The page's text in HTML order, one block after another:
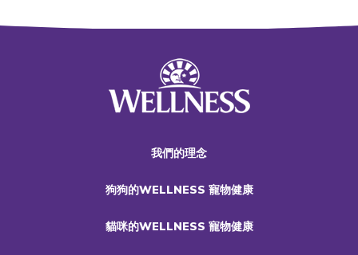
我們的理念
狗狗的WELLNESS 寵物健康
貓咪的WELLNESS 寵物健康